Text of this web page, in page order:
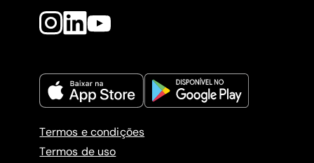
Termos e condições
Termos de uso